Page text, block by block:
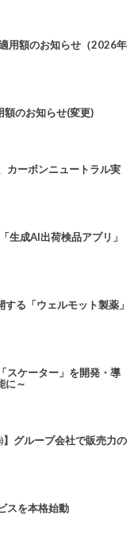
用額のお知らせ（2026年
のお知らせ(変更)
カーボンニュートラル実
生成AI出荷検品アプリ」
る「ウェルモット製薬」
スケーター」を開発・導
に～
】グループ会社で販売力の
スを本格始動